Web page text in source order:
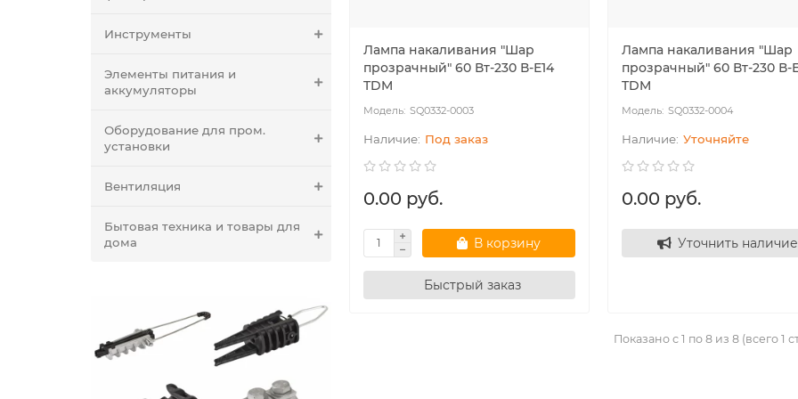
Инструменты
Элементы питания и
аккумуляторы
Оборудование для пром.
установки
Вентиляция
Бытовая техника и товары для
дома
Лампа накаливания "Шар
прозрачный" 60 Вт-230 В-Е14
TDM
SQ0332-0003
Под заказ
0.00 руб.
В корзину
Быстрый заказ
Лампа накаливания "Шар
прозрачный" 60 Вт-230 В-
TDM
SQ0332-0004
Уточняйте
0.00 руб.
Уточнить наличие
Показано с 1 по 8 из 8 (всего 1